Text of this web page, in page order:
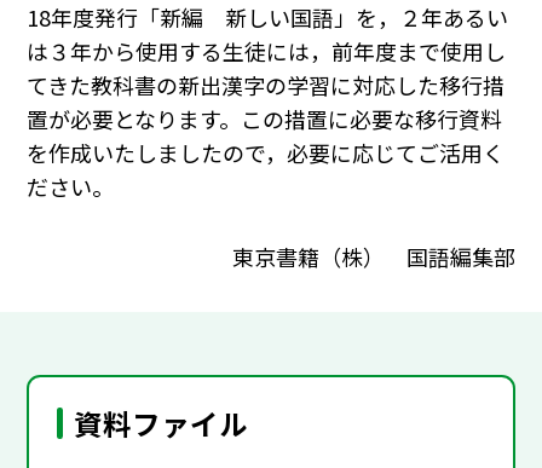
18年度発行「新編 新しい国語」を，２年あるい
は３年から使用する生徒には，前年度まで使用し
てきた教科書の新出漢字の学習に対応した移行措
置が必要となります。この措置に必要な移行資料
を作成いたしましたので，必要に応じてご活用く
ださい。
東京書籍（株） 国語編集部
資料ファイル